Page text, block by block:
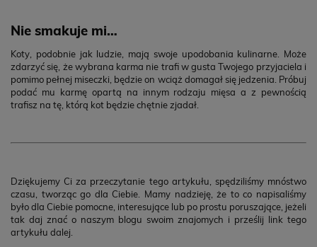
Nie smakuje mi…
Koty, podobnie jak ludzie, mają swoje upodobania kulinarne. Może
zdarzyć się, że wybrana karma nie trafi w gusta Twojego przyjaciela i
pomimo pełnej miseczki, będzie on wciąż domagał się jedzenia. Próbuj
podać mu karmę opartą na innym rodzaju mięsa a z pewnością
trafisz na tę, którą kot będzie chętnie zjadał.
Dziękujemy Ci za przeczytanie tego artykułu, spędziliśmy mnóstwo
czasu, tworząc go dla Ciebie. Mamy nadzieję, że to co napisaliśmy
było dla Ciebie pomocne, interesujące lub po prostu poruszające, jeżeli
tak daj znać o naszym blogu swoim znajomych i prześlij link tego
artykułu dalej.